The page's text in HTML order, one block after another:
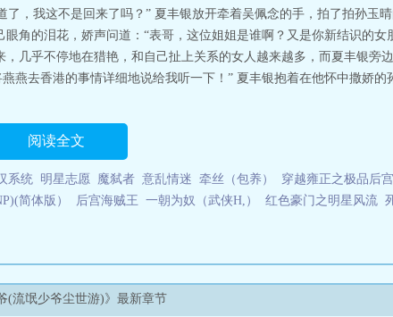
爷尘世游)-至尊风流风流少爷(流氓少爷尘世游)全文TXT《流氓少爷》实际
不同和至尊风流就是同一个人，《流氓少爷》已经完本了，但两本书基本是
节数字标出此书记录S省富家少爷夏丰银玩转都市，风流逍遥的过程，全书
可以不看！没有最淫荡，只有更淫荡！要想成淫才，快到此处来风流少爷(
，我这不是回来了吗？” 夏丰银放开牵着吴佩念的手，拍了拍孙玉
角的泪花，娇声问道：“表哥，这位姐姐是谁啊？又是你新结识的女
几乎不停地在猎艳，和自己扯上关系的女人越来越多，而夏丰银旁
燕去香港的事情详细地说给我听一下！” 夏丰银抱着在他怀中撒娇的
阅读全文
系统 明星志愿 魔弑者 意乱情迷 牵丝（包养） 穿越雍正之极品后宫
简体版） 后宫海贼王 一朝为奴（武侠H,） 红色豪门之明星风流
(流氓少爷尘世游)》最新章节